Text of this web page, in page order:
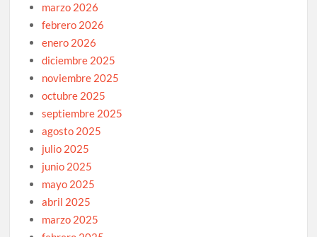
marzo 2026
febrero 2026
enero 2026
diciembre 2025
noviembre 2025
octubre 2025
septiembre 2025
agosto 2025
julio 2025
junio 2025
mayo 2025
abril 2025
marzo 2025